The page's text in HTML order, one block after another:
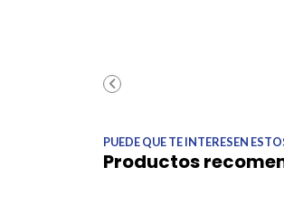
PUEDE QUE TE INTERESEN
Productos